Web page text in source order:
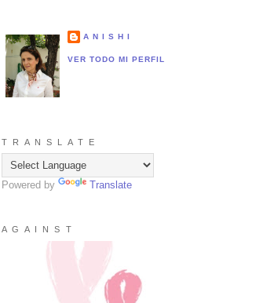
A N I S H I
VER TODO MI PERFIL
T R A N S L A T E
Powered by Translate
A G A I N S T